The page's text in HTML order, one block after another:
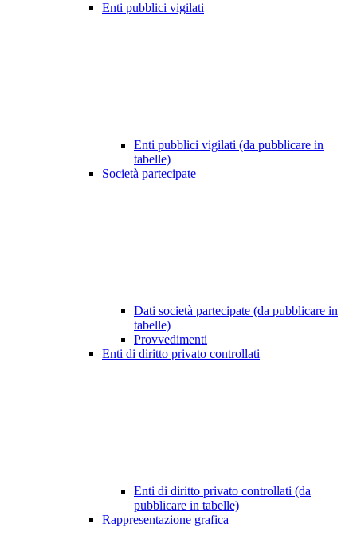
Enti pubblici vigilati
Enti pubblici vigilati (da pubblicare in
tabelle)
Società partecipate
Dati società partecipate (da pubblicare in
tabelle)
Provvedimenti
Enti di diritto privato controllati
Enti di diritto privato controllati (da
pubblicare in tabelle)
Rappresentazione grafica